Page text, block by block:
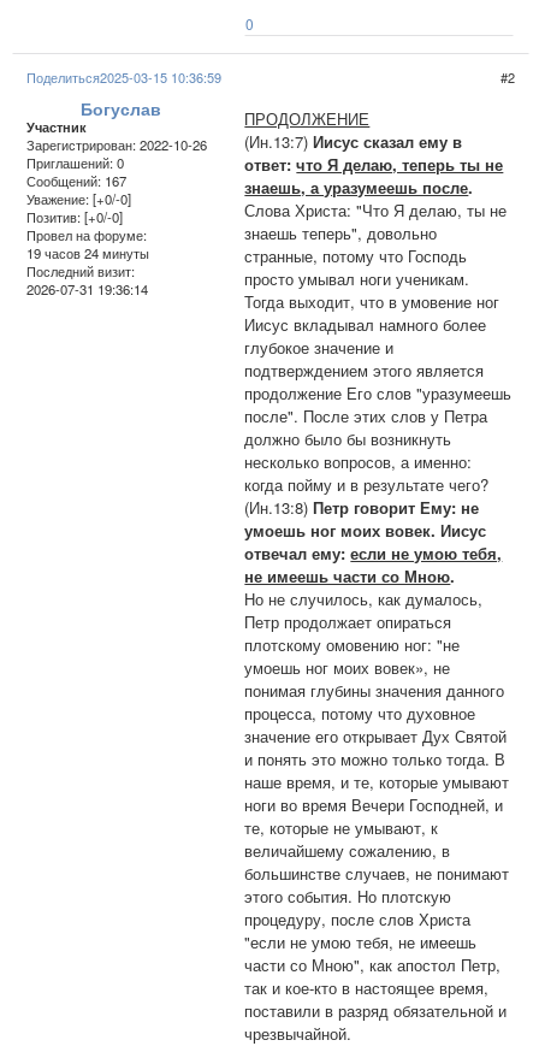
0
Поделиться 2
2025-03-15 10:36:59
Богуслав
Участник
Зарегистрирован: 2022-10-26
Приглашений:0
Сообщений: 167
Уважение: [+0/-0]
Позитив: [+0/-0]
Провел на форуме:
19 часов 24 минуты
Последний визит:
2026-07-31 19:36:14
ПРОДОЛЖЕНИЕ
(Ин.13:7)Иисус сказал ему в
ответ:что Я делаю, теперь ты не
знаешь, а уразумеешь после.
Слова Христа: "Что Я делаю, ты не
знаешь теперь", довольно
странные, потому что Господь
просто умывал ноги ученикам.
Тогда выходит, что в умовение ног
Иисус вкладывал намного более
глубокое значение и
подтверждением этого является
продолжение Его слов "уразумеешь
после". После этих слов у Петра
должно было бы возникнуть
несколько вопросов, а именно:
когда пойму и в результате чего?
(Ин.13:8)Петр говорит Ему: не
умоешь ног моих вовек. Иисус
отвечал ему:если не умою тебя,
не имеешь части со Мною.
Но не случилось, как думалось,
Петр продолжает опираться
плотскому омовению ног: "не
умоешь ног моих вовек», не
понимая глубины значения данного
процесса, потому что духовное
значение его открывает Дух Святой
и понять это можно только тогда. В
наше время, и те, которые умывают
ноги во время Вечери Господней, и
те, которые не умывают, к
величайшему сожалению, в
большинстве случаев, не понимают
этого события. Но плотскую
процедуру, после слов Христа
"если не умою тебя, не имеешь
части со Мною", как апостол Петр,
так и кое-кто в настоящее время,
поставили в разряд обязательной и
чрезвычайной.